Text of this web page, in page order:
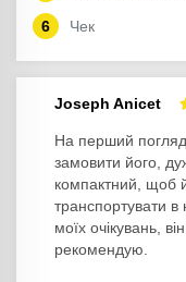
Чек
Joseph Anicet
На перший погляд
замовити його,
компактний, щоб
транспортувати в
моїх очікувань,
рекомендую.